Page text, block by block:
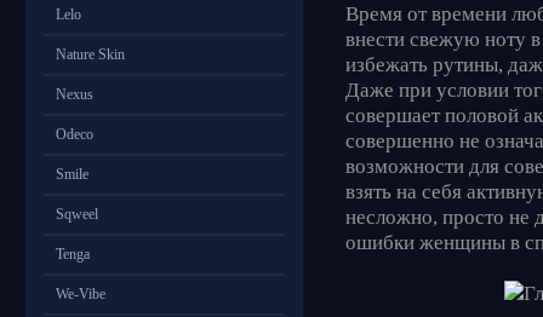
Lelo
Nature Skin
Nexus
Odeco
Smile
Sqweel
Tenga
We-Vibe
Время от времени
внести свежую ноту
избежать рутины,
Даже при условии
совершает половой
совершенно не
возможности для
взять на себя
несложно, просто не
ошибки женщины в